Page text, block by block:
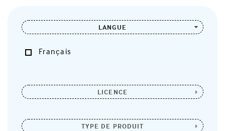
LANGUE
Français
LICENCE
TYPE DE PRODUIT